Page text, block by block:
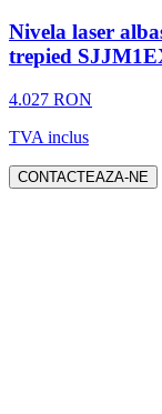
Nivela laser
trepied
4.027 RON
TVA inclus
CONTACTEAZA-NE